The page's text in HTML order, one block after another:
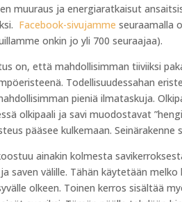
muuraus ja energiaratkaisut
Facebook-sivujammeseuraamalla
onkin jo yli 700 seuraajaa).
on, että mahdollisimman tiiviiksi
Todellisuudessahan
pieniä ilmataskuja.
olkipaali ja savi muodostavat
pääsee kulkemaan. Seinärakenne
ainakin kolmesta
saven välille. Tähän käytetään
olkeen. Toinen kerros sisältää